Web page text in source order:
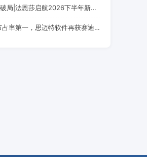
旗舰突围·焕新破局|法恩莎启航2026下半年新篇章
连续3年银行市占率第一，思迈特软件再获赛迪权威认可